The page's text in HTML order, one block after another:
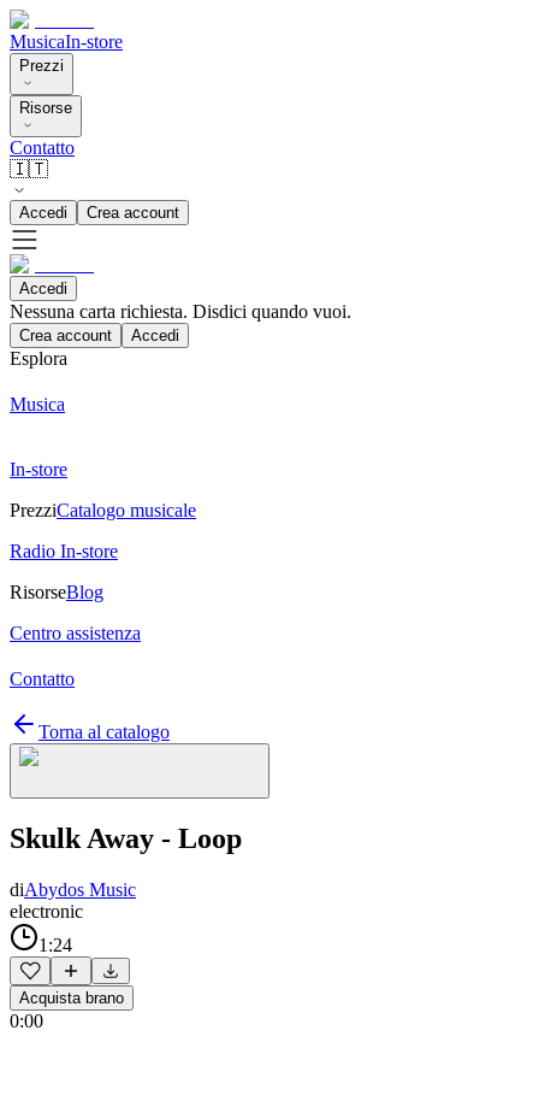
MusicaIn-store
Prezzi
Risorse
Contatto
🇮🇹
Accedi Crea account
Accedi
Nessuna carta richiesta. Disdici quando vuoi.
Crea account Accedi
Esplora
Musica
In-store
PrezziCatalogo musicale
Radio In-store
RisorseBlog
Centro assistenza
Contatto
Torna al catalogo
Skulk Away - Loop
diAbydos Music
electronic
1:24
Acquista brano
0:00